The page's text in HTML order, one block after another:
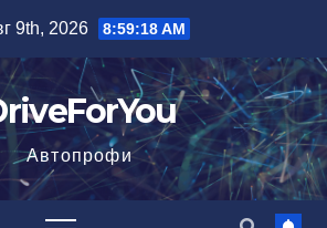
9th, 2026 8:59:19 AM
Автопрофи